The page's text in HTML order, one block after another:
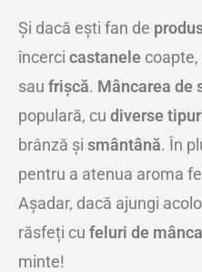
Și dacă ești fan de
încerci castanele
sau frișcă. Mâncarea de
populară, cu diverse
brânză și smântână. În
pentru a atenua aroma
Așadar, dacă ajungi
răsfeți cu feluri de
minte!